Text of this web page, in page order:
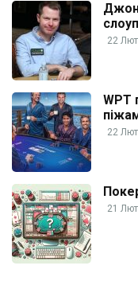
22
WPT
22
21